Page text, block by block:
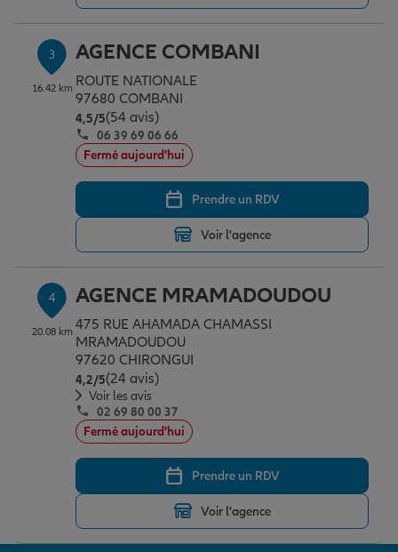
Garantie des accidents de la vie
Assurance scolaire
Protection juridique
Retraite
Tous nos devis d'assurance
3
16.42 km
AGENCE COMBANI
ROUTE NATIONALE
97680 COMBANI
4,5/5Note de 4.5 sur 5
(54 avis)
06 39 69 06 66
Fermé aujourd'hui
Prendre un RDV
Voir l'agence
4
20.08 km
AGENCE MRAMADOUDOU
475 RUE AHAMADA CHAMASSI
MRAMADOUDOU
97620 CHIRONGUI
4,2/5Note de 4.2 sur 5
(24 avis)
Voir les avis
02 69 80 00 37
Fermé aujourd'hui
Prendre un RDV
Voir l'agence